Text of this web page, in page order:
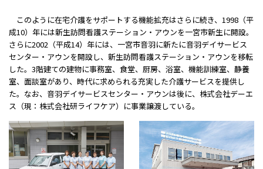
このように在宅介護をサポートする機能拡充はさらに続き、1998（平
成10）年には新生訪問看護ステーション・アウンを一宮市新生に開設。
さらに2002（平成14）年には、一宮市音羽に新たに音羽デイサービス
センター・アウンを開設し、新生訪問看護ステーション・アウンを移転
した。3階建ての建物に事務室、食堂、厨房、浴室、機能訓練室、静養
室、面談室があり、時代に求められる充実した介護サービスを提供し
た。なお、音羽デイサービスセンター・アウンは後に、株式会社デーエ
ス（現：株式会社研ライフケア）に事業譲渡している。